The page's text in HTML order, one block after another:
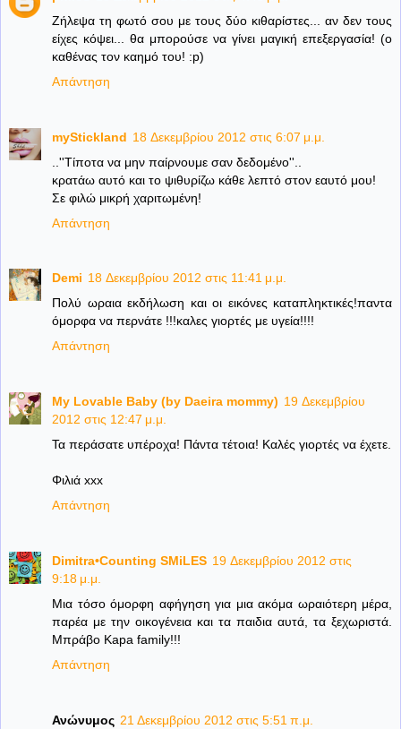
Ζήλεψα τη φωτό σου με τους δύο κιθαρίστες... αν δεν τους
είχες κόψει... θα μπορούσε να γίνει μαγική επεξεργασία! (ο
καθένας τον καημό του! :p)
Απάντηση
myStickland 18 Δεκεμβρίου 2012 στις 6:07 μ.μ.
..''Τίποτα να μην παίρνουμε σαν δεδομένο''..
κρατάω αυτό και το ψιθυρίζω κάθε λεπτό στον εαυτό μου!
Σε φιλώ μικρή χαριτωμένη!
Απάντηση
Demi 18 Δεκεμβρίου 2012 στις 11:41 μ.μ.
Πολύ ωραια εκδήλωση και οι εικόνες καταπληκτικές!παντα
όμορφα να περνάτε !!!καλες γιορτές με υγεία!!!!
Απάντηση
My Lovable Baby (by Daeira mommy) 19 Δεκεμβρίου
2012 στις 12:47 μ.μ.
Τα περάσατε υπέροχα! Πάντα τέτοια! Καλές γιορτές να έχετε.
Φιλιά xxx
Απάντηση
Dimitra•Counting SΜiLES 19 Δεκεμβρίου 2012 στις
9:18 μ.μ.
Μια τόσο όμορφη αφήγηση για μια ακόμα ωραιότερη μέρα,
παρέα με την οικογένεια και τα παιδια αυτά, τα ξεχωριστά.
Μπράβο Kapa family!!!
Απάντηση
Ανώνυμος 21 Δεκεμβρίου 2012 στις 5:51 π.μ.